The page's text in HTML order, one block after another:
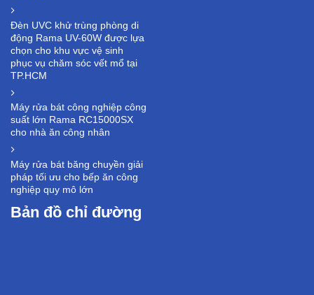
Đèn UVC khử trùng phòng di
động Rama UV-60W được lựa
chọn cho khu vực vệ sinh
phục vụ chăm sóc vết mổ tại
TP.HCM
Máy rửa bát công nghiệp công
suất lớn Rama RC15000SX
cho nhà ăn công nhân
Máy rửa bát băng chuyền giải
pháp tối ưu cho bếp ăn công
nghiệp quy mô lớn
Bản đồ chỉ đường